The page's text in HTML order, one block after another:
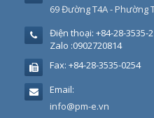
69 Đường T4A - Phường
Điện thoại: +84-28-3535-
Zalo :0902720814
Fax: +84-28-3535-0254
Email:
info@pm-e.vn